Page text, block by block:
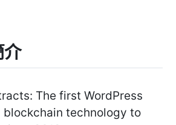
介
The first WordPress
technology to